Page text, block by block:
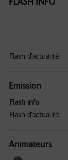
Flash d'actualité.
Emission
Flash info
Flash d'actualité.
Animateurs